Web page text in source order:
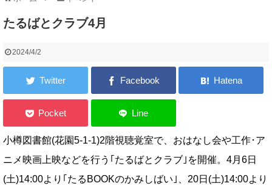
たるばとクラブ4月
2024/4/2
小樽図書館(花園5-1-1)2階視聴覚室で、おはなし会や工作･ア
ニメ映画上映などを行う｢たるばとクラブ｣を開催。4月6日
(土)14:00より｢たるBOOKのかみしばい｣、20日(土)14:00より